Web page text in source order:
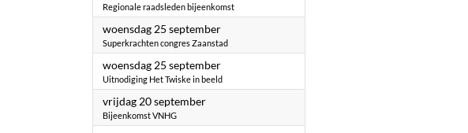
Regionale raadsleden bijeenkomst
woensdag 25 september2024
Superkrachten congres Zaanstad
woensdag 25 september2024
Uitnodiging Het Twiske in beeld
vrijdag 20 september2024
Bijeenkomst VNHG